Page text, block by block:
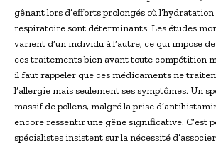
gênant lors d’efforts prolongés où
respiratoire sont déterminants. Les études
varient d’un individu à l’autre, ce qui impose
ces traitements bien avant toute compétition
il faut rappeler que ces médicaments ne
l’allergie mais seulement ses symptômes. Un
massif de pollens, malgré la prise
encore ressentir une gêne significative. C’est
spécialistes insistent sur la nécessité